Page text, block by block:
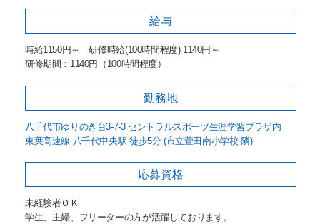
給与
時給1150円～ 研修時給(100時間程度) 1140円～
研修期間：1140円（100時間程度）
勤務地
八千代市ゆりのき台3-7-3 セントラルスポーツ生涯学習プラザ内
東葉高速線 八千代中央駅 徒歩5分 (市立萱田南小学校 隣)
応募資格
未経験者ＯＫ
学生、主婦、フリーターの方が活躍しております。